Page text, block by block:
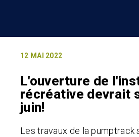
12 MAI 2022
L'ouverture de
récréative devrait
juin!
Les travaux de la pumptrack